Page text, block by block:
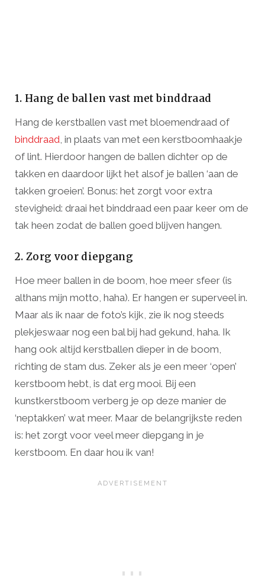
1. Hang de ballen vast met binddraad
Hang de kerstballen vast met bloemendraad of
binddraad , in plaats van met een kerstboomhaakje
of lint. Hierdoor hangen de ballen dichter op de
takken en daardoor lijkt het alsof je ballen ‘aan de
takken groeien’. Bonus: het zorgt voor extra
stevigheid: draai het binddraad een paar keer om de
tak heen zodat de ballen goed blijven hangen.
2. Zorg voor diepgang
Hoe meer ballen in de boom, hoe meer sfeer (is
althans mijn motto, haha). Er hangen er superveel in.
Maar als ik naar de foto’s kijk, zie ik nog steeds
plekjeswaar nog een bal bij had gekund, haha. Ik
hang ook altijd kerstballen dieper in de boom,
richting de stam dus. Zeker als je een meer ‘open’
kerstboom hebt, is dat erg mooi. Bij een
kunstkerstboom verberg je op deze manier de
‘neptakken’ wat meer. Maar de belangrijkste reden
is: het zorgt voor veel meer diepgang in je
kerstboom. En daar hou ik van!